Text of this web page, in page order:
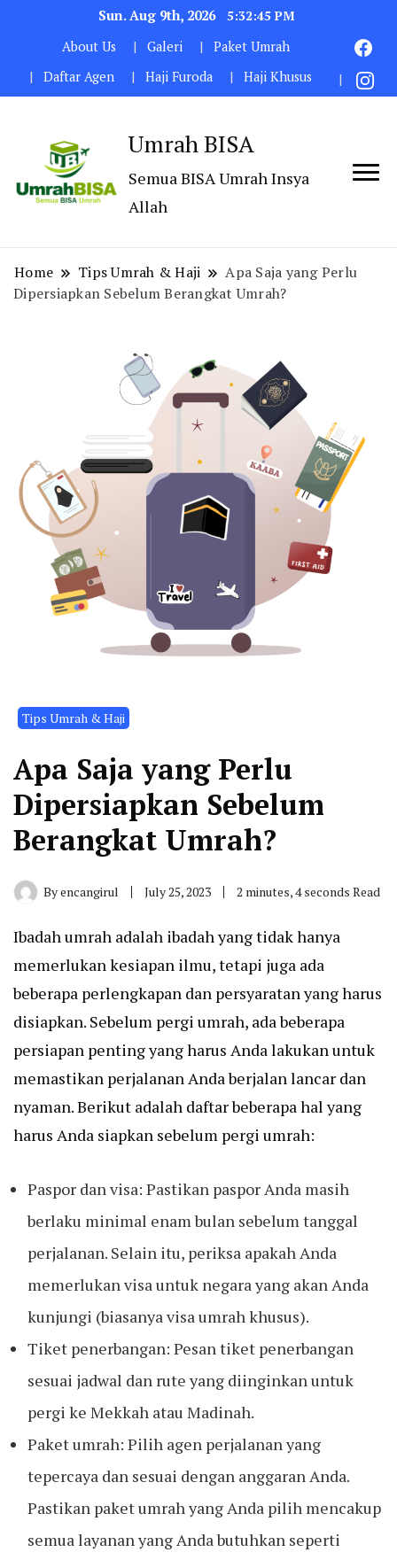
Sun. Aug 9th, 2026
5:32:47 PM
About Us
Galeri
Paket Umrah
Daftar Agen
Haji Furoda Haji Khusus
Umrah BISA
Semua BISA Umrah Insya
Allah
Home Tips Umrah & Haji
Apa Saja yang Perlu
Dipersiapkan Sebelum Berangkat Umrah?
Tips Umrah & Haji
Apa Saja yang Perlu
Dipersiapkan Sebelum
Berangkat Umrah?
Byencangirul July 25, 2023 2 minutes, 4 seconds Read
Ibadah umrah adalah ibadah yang tidak hanya
memerlukan kesiapan ilmu, tetapi juga ada
beberapa perlengkapan dan persyaratan yang harus
disiapkan. Sebelum pergi umrah, ada beberapa
persiapan penting yang harus Anda lakukan untuk
memastikan perjalanan Anda berjalan lancar dan
nyaman. Berikut adalah daftar beberapa hal yang
harus Anda siapkan sebelum pergi umrah:
Paspor dan visa: Pastikan paspor Anda masih
berlaku minimal enam bulan sebelum tanggal
perjalanan. Selain itu, periksa apakah Anda
memerlukan visa untuk negara yang akan Anda
kunjungi (biasanya visa umrah khusus).
Tiket penerbangan: Pesan tiket penerbangan
sesuai jadwal dan rute yang diinginkan untuk
pergi ke Mekkah atau Madinah.
Paket umrah: Pilih agen perjalanan yang
tepercaya dan sesuai dengan anggaran Anda.
Pastikan paket umrah yang Anda pilih mencakup
semua layanan yang Anda butuhkan seperti